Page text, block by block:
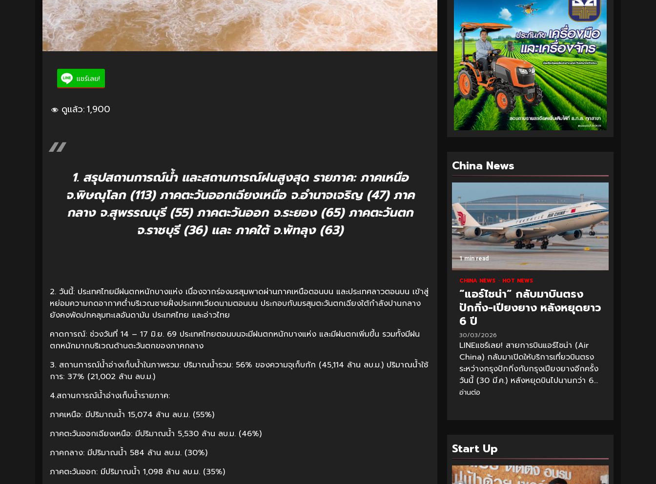
แชร์เลย!
ดูแล้ว:1,900
1. สรุปสถานการณ์น้ำ และสถานการณ์ฝนสูงสุด รายภาค: ภาคเหนือ
จ.พิษณุโลก (113) ภาคตะวันออกเฉียงเหนือ จ.อำนาจเจริญ (47) ภาค
กลาง จ.สุพรรณบุรี (55) ภาคตะวันออก จ.ระยอง (65) ภาคตะวันตก
จ.ราชบุรี (36) และ ภาคใต้ จ.พัทลุง (63)
2. วันนี้: ประเทศไทยมีฝนตกหนักบางแห่ง เนื่องจากร่องมรสุมพาดผ่านภาคเหนือตอนบน และประเทศลาวตอนบน เข้าสู่
หย่อมความกดอากาศต่ำบริเวณชายฝั่งประเทศเวียดนามตอนบน ประกอบกับมรสุมตะวันตกเฉียงใต้กำลังปานกลาง
ยังคงพัดปกคลุมทะเลอันดามัน ประเทศไทย และอ่าวไทย
คาดการณ์: ช่วงวันที่ 14 – 17 มิ.ย. 69 ประเทศไทยตอนบนจะมีฝนตกหนักบางแห่ง และมีฝนตกเพิ่มขึ้น รวมทั้งมีฝน
ตกหนักมากบริเวณด้านตะวันตกของภาคกลาง
3. สถานการณ์น้ำอ่างเก็บน้ำในภาพรวม: ปริมาณน้ำรวม: 56% ของความจุเก็บกัก (45,114 ล้าน ลบ.ม.) ปริมาณน้ำใช้
การ: 37% (21,002 ล้าน ลบ.ม.)
4.สถานการณ์น้ำอ่างเก็บน้ำรายภาค:
ภาคเหนือ: มีปริมาณน้ำ 15,074 ล้าน ลบ.ม. (55%)
ภาคตะวันออกเฉียงเหนือ: มีปริมาณน้ำ 5,530 ล้าน ลบ.ม. (46%)
ภาคกลาง: มีปริมาณน้ำ 584 ล้าน ลบ.ม. (30%)
ภาคตะวันออก: มีปริมาณน้ำ 1,098 ล้าน ลบ.ม. (35%)
China News
1 min read
CHINA NEWS HOT NEWS
“แอร์ไชน่า” กลับมาบินตรง
ปักกิ่ง-เปียงยาง หลังหยุดยาว
6 ปี
30/03/2026
LINEแชร์เลย! สายการบินแอร์ไชน่า (Air
China) กลับมาเปิดให้บริการเที่ยวบินตรง
ระหว่างกรุงปักกิ่งกับกรุงเปียงยางอีกครั้ง
วันนี้ (30 มี.ค.) หลังหยุดบินไปนานกว่า 6...
อ่านต่อ
Start Up